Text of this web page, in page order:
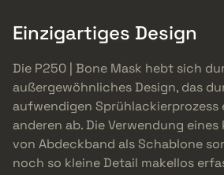
Einzigartiges Design
Die P250 | Bone Mask hebt sich
außergewöhnliches Design, das
aufwendigen Sprühlackierprozess
anderen ab. Die Verwendung
von Abdeckband als Schablone
noch so kleine Detail makellos